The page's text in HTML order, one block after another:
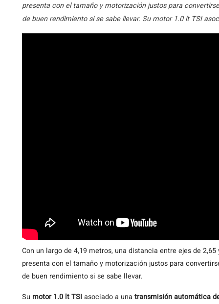
presenta con el tamaño y motorización justos para
de buen rendimiento si se sabe llevar. Su motor 1.0 lt TSI
Con un largo de 4,19 metros, una distancia entre ejes de
presenta con el tamaño y motorización justos para
de buen rendimiento si se sabe llevar.
Su motor 1.0 lt TSIasociado a una transmisión automática